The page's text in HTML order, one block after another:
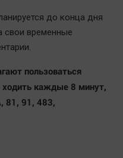
до конца дня
свои временные
пользоваться
каждые 8 минут,
81, 91, 483,